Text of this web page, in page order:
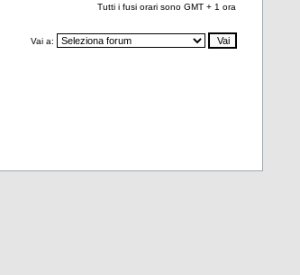
Tutti i fusi orari sono GMT + 1 ora
Vai a: